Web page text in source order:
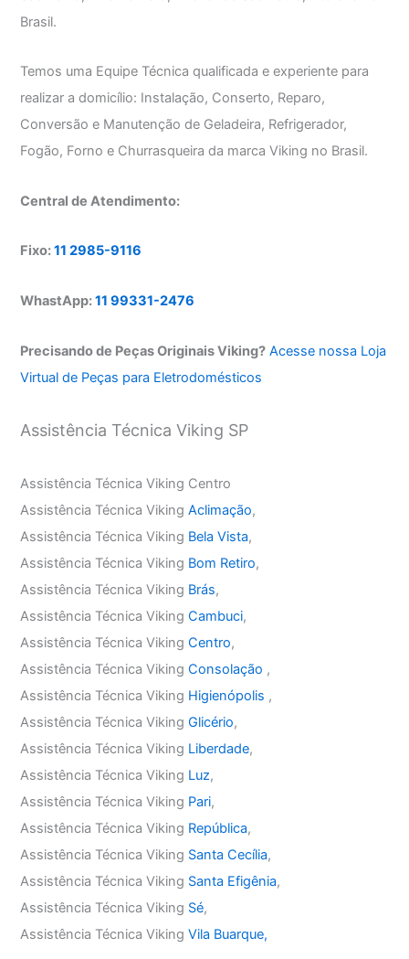
Brasil.
Temos uma Equipe Técnica qualificada e experiente para
realizar a domicílio: Instalação, Conserto, Reparo,
Conversão e Manutenção de Geladeira, Refrigerador,
Fogão, Forno e Churrasqueira da marca Viking no Brasil.
Central de Atendimento:
Fixo:11 2985-9116
WhastApp:11 99331-2476
Precisando de Peças Originais Viking? Acesse nossa Loja
Virtual de Peças para Eletrodomésticos
Assistência Técnica Viking SP
Assistência Técnica Viking Centro
Assistência Técnica VikingAclimação,
Assistência Técnica Viking Bela Vista,
Assistência Técnica Viking Bom Retiro,
Assistência Técnica Viking Brás,
Assistência Técnica VikingCambuci,
Assistência Técnica VikingCentro,
Assistência Técnica VikingConsolação ,
Assistência Técnica Viking Higienópolis ,
Assistência Técnica VikingGlicério,
Assistência Técnica Viking Liberdade,
Assistência Técnica Viking Luz,
Assistência Técnica Viking Pari,
Assistência Técnica Viking República,
Assistência Técnica Viking Santa Cecília,
Assistência Técnica Viking Santa Efigênia,
Assistência Técnica Viking Sé,
Assistência Técnica VikingVila Buarque,